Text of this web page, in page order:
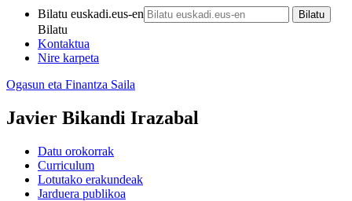
Bilatu euskadi.eus-en
Bilatu
Kontaktua
Nire karpeta
Ogasun eta Finantza Saila
Javier Bikandi Irazabal
Datu orokorrak
Curriculum
Lotutako erakundeak
Jarduera publikoa